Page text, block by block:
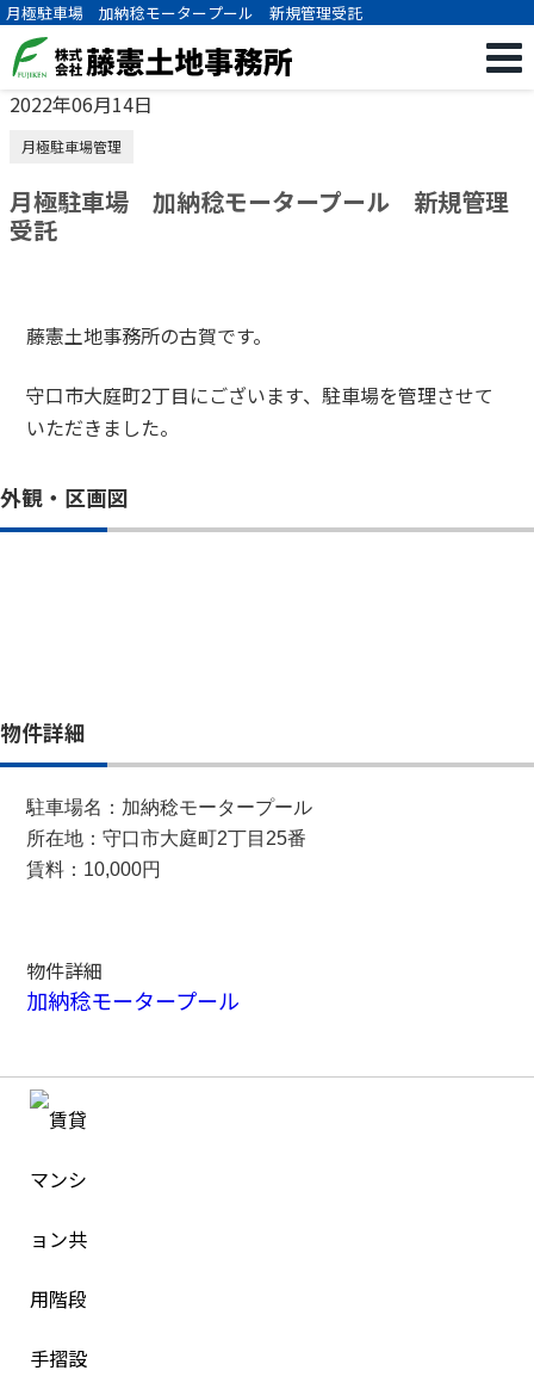
月極駐車場 加納稔モータープール 新規管理受託
2022年06月14日
月極駐車場管理
月極駐車場 加納稔モータープール 新規管理
受託
藤憲土地事務所の古賀です。
守口市大庭町2丁目にございます、駐車場を管理させて
いただきました。
外観・区画図
物件詳細
駐車場名：加納稔モータープール
所在地：守口市大庭町2丁目25番
賃料：10,000円
物件詳細
加納稔モータープール